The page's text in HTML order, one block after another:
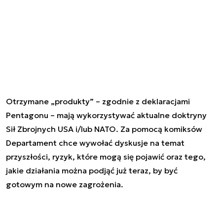
Otrzymane „produkty” – zgodnie z deklaracjami
Pentagonu – mają wykorzystywać aktualne doktryny
Sił Zbrojnych USA i/lub NATO. Za pomocą komiksów
Departament chce wywołać dyskusje na temat
przyszłości, ryzyk, które mogą się pojawić oraz tego,
jakie działania można podjąć już teraz, by być
gotowym na nowe zagrożenia.